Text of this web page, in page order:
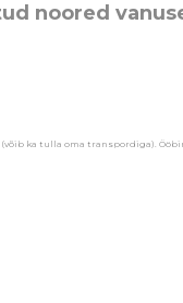
noored
ka tulla oma transpordiga).